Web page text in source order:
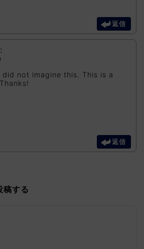
返信
not imagine this. This is a
返信
稿する